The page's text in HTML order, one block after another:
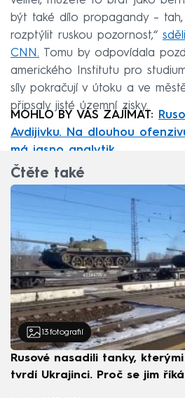
být také dílo propagandy –
rozptýlit ruskou pozornost,“
CNN. Tomu by odpovídala
amerického Institutu pro
síly pokračují v útoku a ve
připsaly jisté územní zisky.
MOHLO BY VÁS ZAJÍMAT:
Avdijivku. Na dlouhou
má jasno analytik
Čtěte také
13 fotografií
Rusové nasadili tanky,
tvrdí Ukrajinci. Proč se jim říká